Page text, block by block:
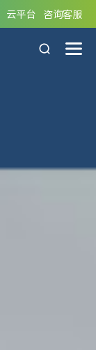
云平台 咨询客服